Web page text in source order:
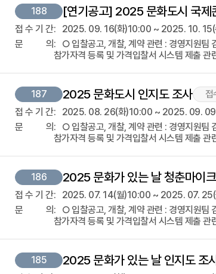
188 [연기공고] 2025 문화도시 국제
접 수 기 간
2025. 09. 16(화)10:00 ~ 2025. 10.
문
의
○ 입찰공고, 개찰, 계약 관련 : 경영지원
참가자격 등록 및 가격입찰서 시스템 제출
187 2025 문화도시 인지도 조사
접
접 수 기 간
2025. 08. 26(화)10:00 ~ 2025. 09.
문
의
○ 입찰공고, 개찰, 계약 관련 : 경영지원
참가자격 등록 및 가격입찰서 시스템 제출
186 2025 문화가 있는 날 청춘마이
접 수 기 간
2025. 07. 14(월)10:00 ~ 2025. 07.
문
의
○ 입찰공고, 개찰, 계약 관련 : 경영지원
참가자격 등록 및 가격입찰서 시스템 제출
185 2025 문화가 있는 날 인지도 조